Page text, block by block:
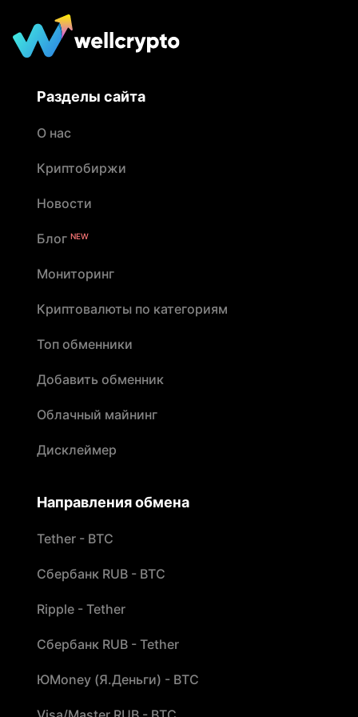
Разделы сайта
О нас
Криптобиржи
Новости
Блог NEW
Мониторинг
Криптовалюты по категориям
Топ обменники
Добавить обменник
Облачный майнинг
Дисклеймер
Направления обмена
Tether - BTC
Сбербанк RUB - BTC
Ripple - Tether
Сбербанк RUB - Tether
ЮMoney (Я.Деньги) - BTC